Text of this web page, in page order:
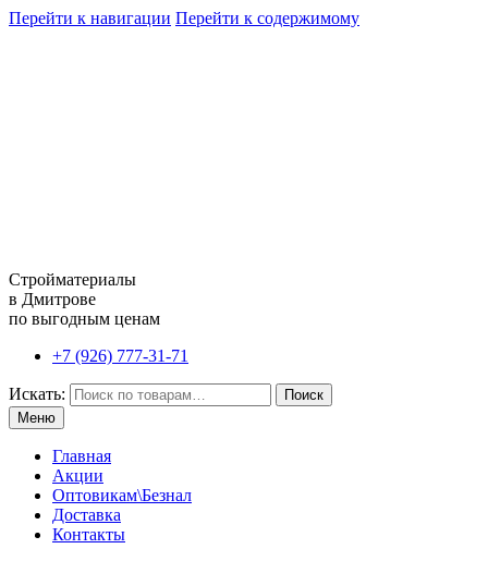
Перейти к навигации Перейти к содержимому
Стройматериалы
в Дмитрове
по выгодным ценам
+7 (926) 777-31-71
Искать:
Поиск
Меню
Главная
Акции
Оптовикам\Безнал
Доставка
Контакты